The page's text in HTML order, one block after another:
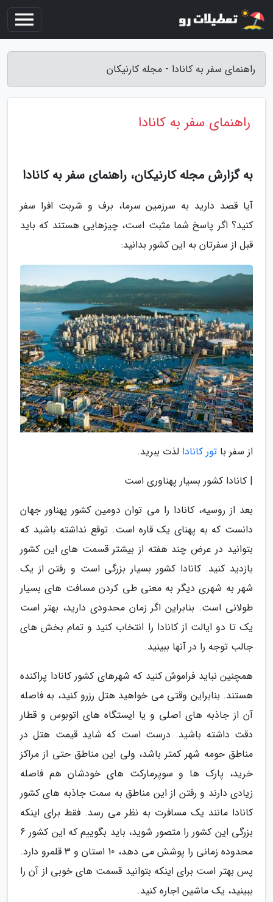
راهنمای سفر به کانادا - مجله کارنیکان
راهنمای سفر به کانادا
به گزارش مجله کارنیکان، راهنمای سفر به کانادا
آیا قصد دارید به سرزمین سرما، برف و شربت افرا سفر
کنید؟ اگر پاسخ شما مثبت است، چیزهایی هستند که باید
قبل از سفرتان به این کشور بدانید:
از سفر با تور کانادا لذت ببرید.
| کانادا کشور بسیار پهناوری است
بعد از روسیه، کانادا را می توان دومین کشور پهناور جهان
دانست که به پهنای یک قاره است. توقع نداشته باشید که
بتوانید در عرض چند هفته از بیشتر قسمت های این کشور
بازدید کنید. کانادا کشور بسیار بزرگی است و رفتن از یک
شهر به شهری دیگر به معنی طی کردن مسافت های بسیار
طولانی است. بنابراین اگر زمان محدودی دارید، بهتر است
یک تا دو ایالت از کانادا را انتخاب کنید و تمام بخش های
جالب توجه را در آنها ببینید.
همچنین نباید فراموش کنید که شهرهای کشور کانادا پراکنده
هستند. بنابراین وقتی می خواهید هتل رزرو کنید، به فاصله
آن از جاذبه های اصلی و یا ایستگاه های اتوبوس و قطار
دقت داشته باشید. درست است که شاید قیمت هتل در
مناطق حومه شهر کمتر باشد، ولی این مناطق حتی از مراکز
خرید، پارک ها و سوپرمارکت های خودشان هم فاصله
زیادی دارند و رفتن از این مناطق به سمت جاذبه های کشور
کانادا مانند یک مسافرت به نظر می رسد. فقط برای اینکه
بزرگی این کشور را متصور شوید، باید بگوییم که این کشور 6
محدوده زمانی را پوشش می دهد، 10 استان و 3 قلمرو دارد.
پس بهتر است برای اینکه بتوانید قسمت های خوبی از آن را
ببینید، یک ماشین اجاره کنید.